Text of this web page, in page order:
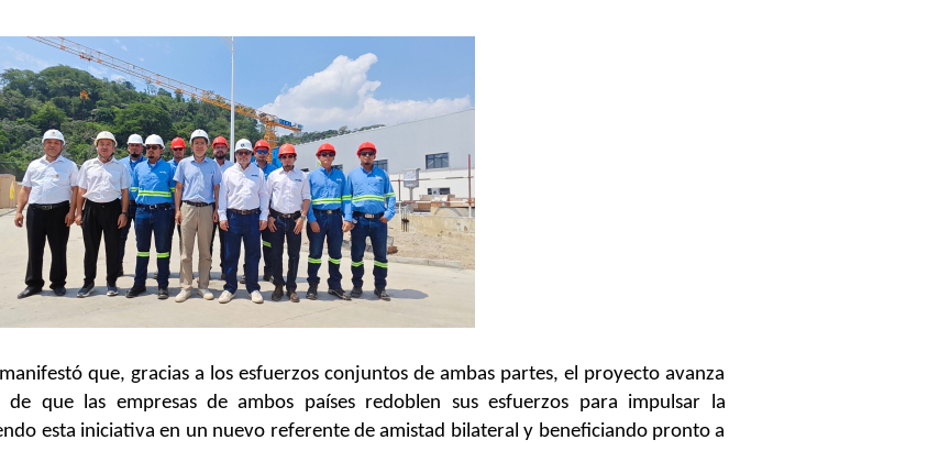
que, gracias a los esfuerzos conjuntos de ambas partes, el proyecto avanza
que las empresas de ambos países redoblen sus esfuerzos para impulsar la
esta iniciativa en un nuevo referente de amistad bilateral y beneficiando pronto a